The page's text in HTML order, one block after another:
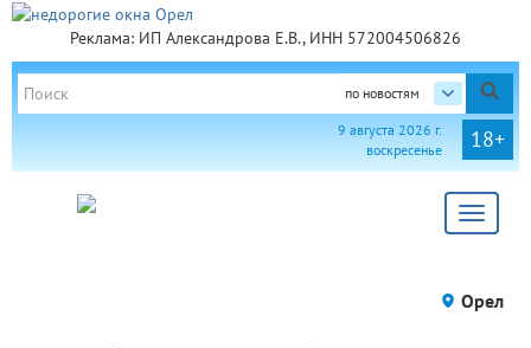
Реклама: ИП Александрова Е.В., ИНН 572004506826
по новостям
18+
9 августа 2026 г.
воскресенье
Toggle
Орел